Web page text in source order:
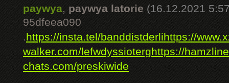
paywya, paywya latorie (16.12.2021
95dfeea090
.https://insta.tel/banddistderlihttps://
walker.com/lefwdyssioterghttps://
chats.com/preskiwide